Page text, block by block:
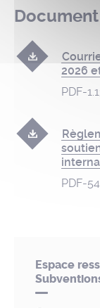
Espace
2026
PDF-
PDF-